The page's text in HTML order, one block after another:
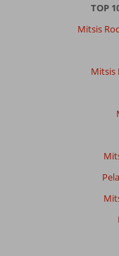
TOP
Mitsis
Mitsis